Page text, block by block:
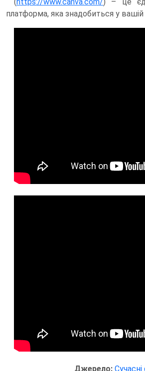
платформа, яка знадобиться у вашій
Джерело: Сучасні